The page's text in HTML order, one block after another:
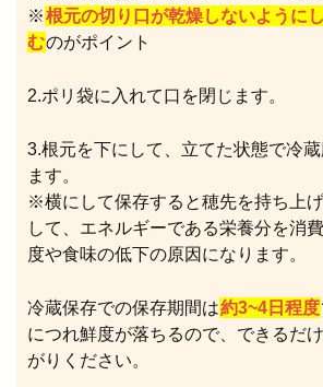
※根元の切り口が乾燥しないように
むのがポイント
2.ポリ袋に入れて口を閉じます。
3.根元を下にして、立てた状態で冷
ます。
※横にして保存すると穂先を持ち上
して、エネルギーである栄養分を消
度や食味の低下の原因になります。
冷蔵保存での保存期間は約3~4日程度
につれ鮮度が落ちるので、できるだ
がりください。